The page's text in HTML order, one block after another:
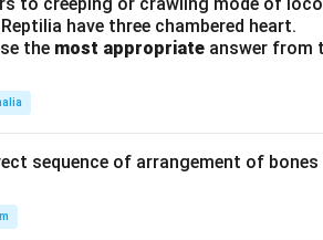
diffusion द्वारा होता है।
have three chambered heart.
the most appropriate answer from
sequence of arrangement of bones